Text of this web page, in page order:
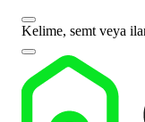
Kelime, semt veya